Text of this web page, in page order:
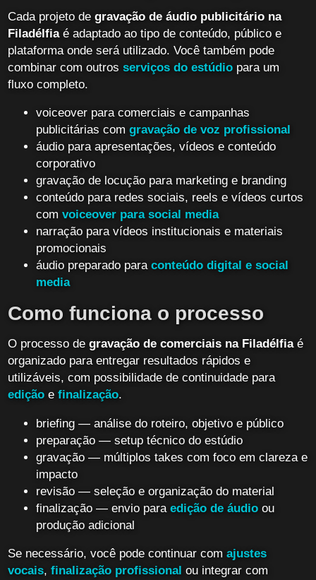
Cada projeto degravação de áudio publicitário na
Filadélfiaé adaptado ao tipo de conteúdo, público e
plataforma onde será utilizado. Você também pode
combinar com outrosserviços do estúdio para um
fluxo completo.
voiceover para comerciais e campanhas
publicitárias comgravação de voz profissional
áudio para apresentações, vídeos e conteúdo
corporativo
gravação de locução para marketing e branding
conteúdo para redes sociais, reels e vídeos curtos
comvoiceover para social media
narração para vídeos institucionais e materiais
promocionais
áudio preparado paraconteúdo digital e social
media
Como funciona o processo
O processo degravação de comerciais na Filadélfiaé
organizado para entregar resultados rápidos e
utilizáveis, com possibilidade de continuidade para
edição efinalização.
briefing — análise do roteiro, objetivo e público
preparação — setup técnico do estúdio
gravação — múltiplos takes com foco em clareza e
impacto
revisão — seleção e organização do material
finalização — envio paraedição de áudio ou
produção adicional
Se necessário, você pode continuar comajustes
vocais,finalização profissional ou integrar com